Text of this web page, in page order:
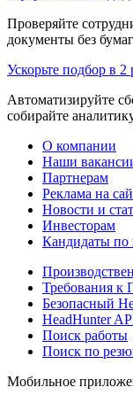
Проверяйте
документы без
Ускорьте подбор в 2
Автоматизируйте
собирайте
О компании
Наши
Партнерам
Реклама на
Новости и
Инвесторам
Кандидаты по
Требования к
Безопасный
HeadHunter
Поиск работы
Поиск по
Мобильное